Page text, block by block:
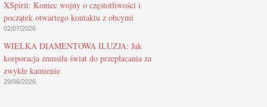
XSpirit: Koniec wojny o częstotliwości i
początek otwartego kontaktu z obcymi
02/07/2026
WIELKA DIAMENTOWA ILUZJA: Jak
korporacja zmusiła świat do przepłacania za
zwykłe kamienie
29/06/2026